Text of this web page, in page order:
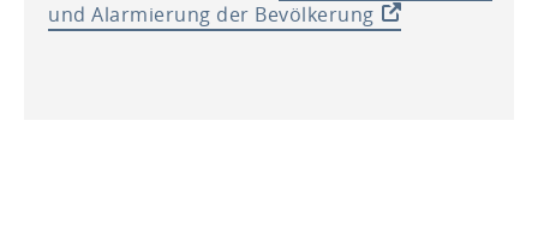
und Alarmierung der Bevölkerung